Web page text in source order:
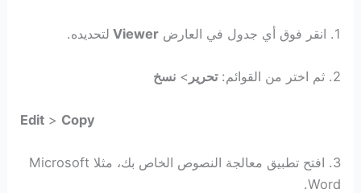
1. انقر فوق أي جدول في العارض Viewer لتحديده.
2. ثم اختر من القوائم: تحرير >نسخ
Edit > Copy
3. افتح تطبيق معالجة النصوص الخاص بك، مثلا Microsoft
Word.